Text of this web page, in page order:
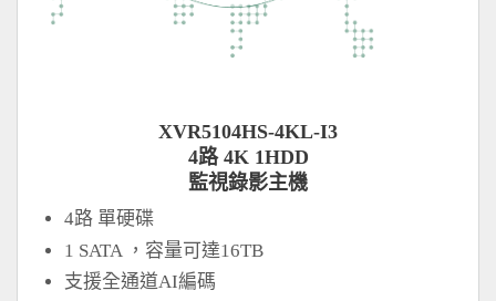
XVR5104HS-4KL-I3
4路 4K 1HDD
監視錄影主機
4路 單硬碟
1 SATA ，容量可達16TB
支援全通道AI編碼